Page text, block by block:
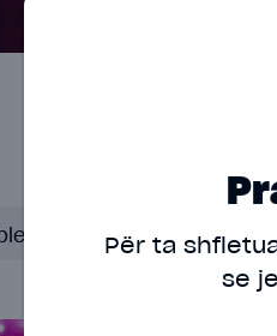
Për ta
se